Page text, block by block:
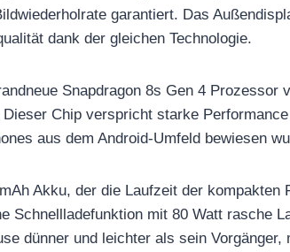
garantiert. Das
dank der gleichen Technologie.
Snapdragon 8s Gen 4 Prozessor
Chip verspricht starke
aus dem Android-Umfeld bewiesen
Akku, der die Laufzeit der kompakten
Schnellladefunktion mit 80 Watt rasche
dünner und leichter als sein